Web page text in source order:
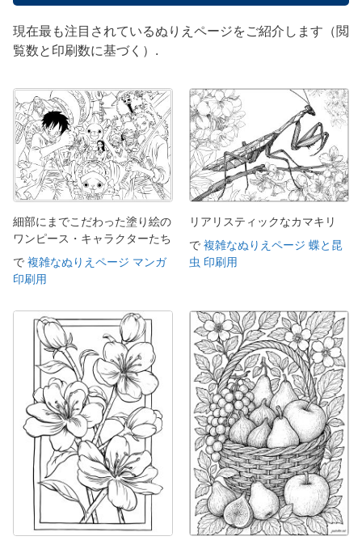
現在最も注目されているぬりえページをご紹介します（閲
覧数と印刷数に基づく）.
細部にまでこだわった塗り絵の
ワンピース・キャラクターたち
で 複雑なぬりえページ マンガ
印刷用
リアリスティックなカマキリ
で 複雑なぬりえページ 蝶と昆
虫 印刷用